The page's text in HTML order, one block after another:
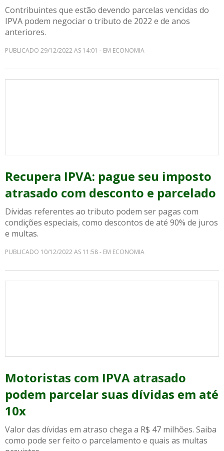
Contribuintes que estão devendo parcelas vencidas do
IPVA podem negociar o tributo de 2022 e de anos
anteriores.
PUBLICADO 29/12/2022 AS 14:01 - EM ECONOMIA
Recupera IPVA: pague seu imposto
atrasado com desconto e parcelado
Dívidas referentes ao tributo podem ser pagas com
condições especiais, como descontos de até 90% de juros
e multas.
PUBLICADO 10/12/2022 AS 11:58 - EM ECONOMIA
Motoristas com IPVA atrasado
podem parcelar suas dívidas em até
10x
Valor das dívidas em atraso chega a R$ 47 milhões. Saiba
como pode ser feito o parcelamento e quais as multas